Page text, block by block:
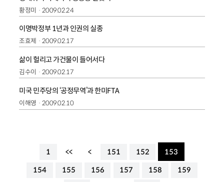
황정미 2009.02.24
이명박정부 1년과 인권의 실종
조효제 2009.02.17
삶이 헐리고 가건물이 들어서다
김수이 2009.02.17
미국 민주당의 ‘공정무역’과 한미FTA
이해영 2009.02.10
1 << < 151 152 153
154 155 156 157 158
159